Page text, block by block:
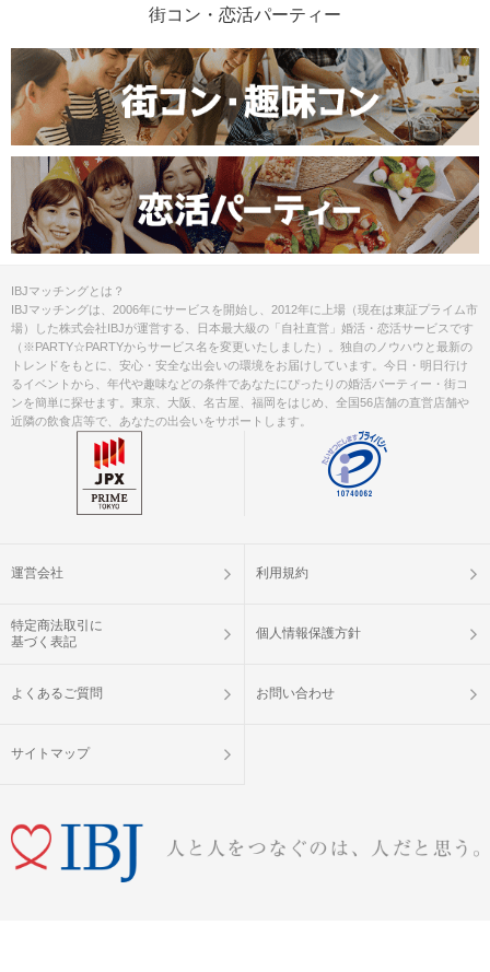
街コン・恋活パーティー
IBJマッチングとは？
IBJマッチングは、2006年にサービスを開始し、2012年に上場（現在は東証プライム市
場）した株式会社IBJが運営する、日本最大級の「自社直営」婚活・恋活サービスです
（※PARTY☆PARTYからサービス名を変更いたしました）。独自のノウハウと最新の
トレンドをもとに、安心・安全な出会いの環境をお届けしています。今日・明日行け
るイベントから、年代や趣味などの条件であなたにぴったりの婚活パーティー・街コ
ンを簡単に探せます。東京、大阪、名古屋、福岡をはじめ、全国56店舗の直営店舗や
近隣の飲食店等で、あなたの出会いをサポートします。
運営会社 利用規約
特定商法取引に
基づく表記
個人情報保護方針
よくあるご質問 お問い合わせ
サイトマップ